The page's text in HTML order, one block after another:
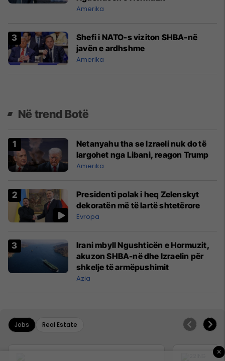
Amerika
Shefi i NATO-s viziton SHBA-në
javën e ardhshme
Amerika
Në trend Botë
Netanyahu tha se Izraeli nuk do të
largohet nga Libani, reagon Trump
Amerika
Presidenti polak i heq Zelenskyt
dekoratën më të lartë shtetërore
Evropa
Irani mbyll Ngushticën e Hormuzit,
akuzon SHBA-në dhe Izraelin për
shkelje të armëpushimit
Azia
Jobs Real Estate
×